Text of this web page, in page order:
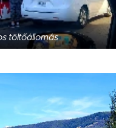
töltőállomás